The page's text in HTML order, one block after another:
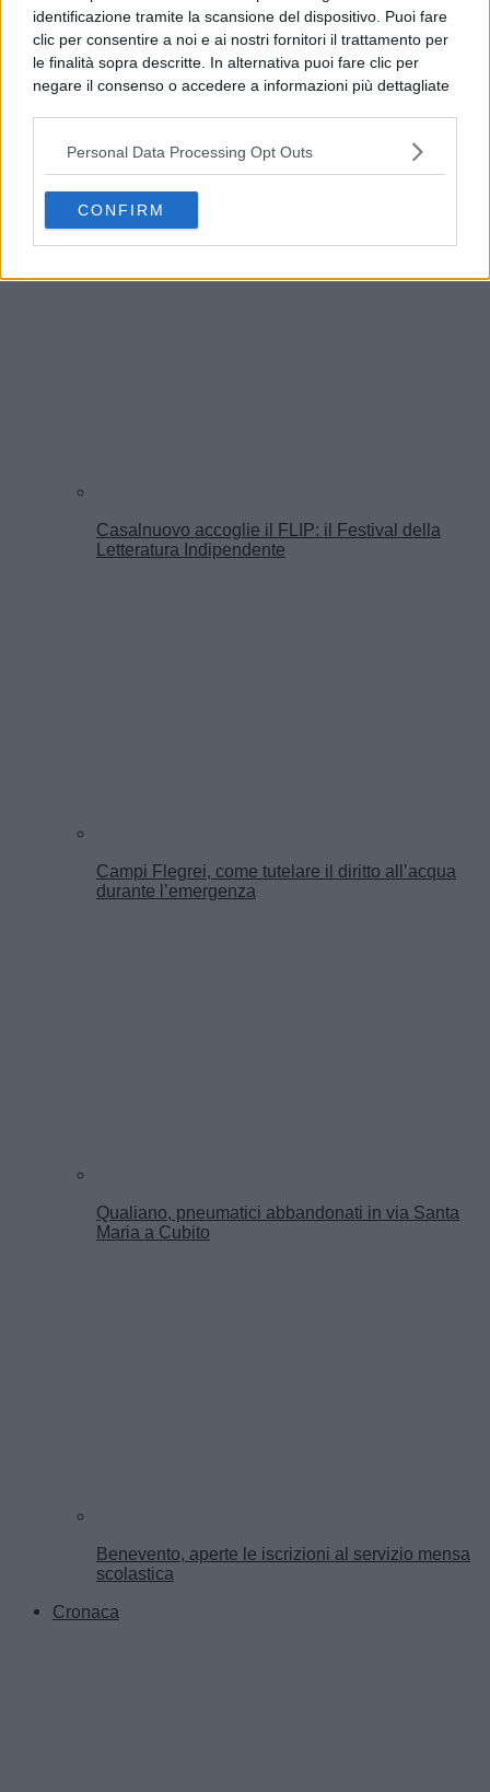
identificazione tramite la scansione del dispositivo. Puoi fare
clic per consentire a noi e ai nostri fornitori il trattamento per
le finalità sopra descritte. In alternativa puoi fare clic per
negare il consenso o accedere a informazioni più dettagliate
possono non richiedere il tuo consenso, ma hai il diritto di
opporti a tale trattamento. Le tue preferenze si
preferenze in qualsiasi momento ritornando su questo sito o
consultando la nostrainformativa sulla riservatezza.
Personal Data Processing Opt Outs
CONFIRM
Napoli, Ditto: “Trasporti estivi da potenziare entro
il 2027”
Casalnuovo accoglie il FLIP: il Festival della
Letteratura Indipendente
Campi Flegrei, come tutelare il diritto all’acqua
durante l’emergenza
Qualiano, pneumatici abbandonati in via Santa
Maria a Cubito
Benevento, aperte le iscrizioni al servizio mensa
scolastica
Cronaca